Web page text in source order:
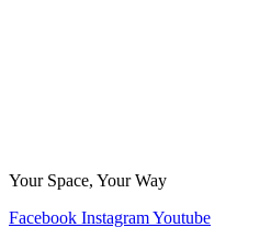
Your Space, Your Way
Facebook InstagramYoutube